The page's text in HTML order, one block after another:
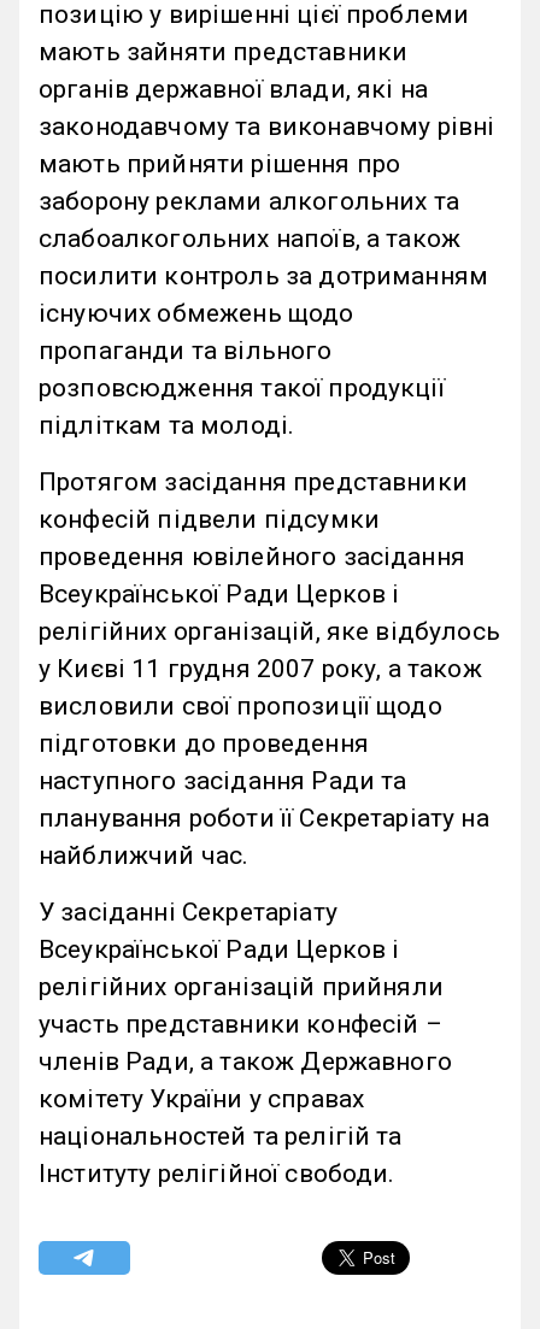
позицію у вирішенні цієї проблеми
мають зайняти представники
органів державної влади, які на
законодавчому та виконавчому рівні
мають прийняти рішення про
заборону реклами алкогольних та
слабоалкогольних напоїв, а також
посилити контроль за дотриманням
існуючих обмежень щодо
пропаганди та вільного
розповсюдження такої продукції
підліткам та молоді.
Протягом засідання представники
конфесій підвели підсумки
проведення ювілейного засідання
Всеукраїнської Ради Церков і
релігійних організацій, яке відбулось
у Києві 11 грудня 2007 року, а також
висловили свої пропозиції щодо
підготовки до проведення
наступного засідання Ради та
планування роботи її Секретаріату на
найближчий час.
У засіданні Секретаріату
Всеукраїнської Ради Церков і
релігійних організацій прийняли
участь представники конфесій –
членів Ради, а також Державного
комітету України у справах
національностей та релігій та
Інституту релігійної свободи.